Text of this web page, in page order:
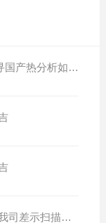
不与低端竞品“卷”：走访和晟科技，探寻国产热分析如何行稳致远
中国电子科技集团公司第七研究所选购我司差示扫描量热仪